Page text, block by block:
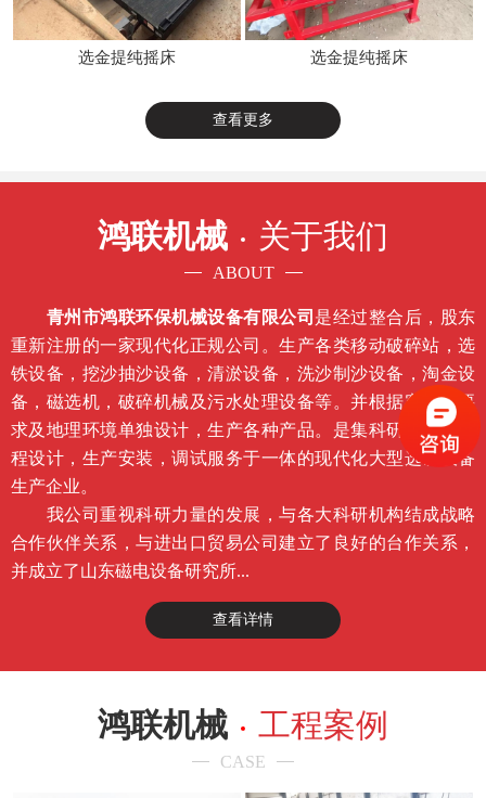
选金提纯摇床 选金提纯摇床
查看更多
鸿联机械 关于我们
ABOUT
青州市鸿联环保机械设备有限公司 是经过整合后，股东
重新注册的一家现代化正规公司。生产各类移动破碎站，选
铁设备，挖沙抽沙设备，清淤设备，洗沙制沙设备，淘金设
备，磁选机，破碎机械及污水处理设备等。并根据客户的要
求及地理环境单独设计，生产各种产品。是集科研开发，工
程设计，生产安装，调试服务于一体的现代化大型选矿设备
生产企业。
我公司重视科研力量的发展，与各大科研机构结成战略
合作伙伴关系，与进出口贸易公司建立了良好的台作关系，
并成立了山东磁电设备研究所...
查看详情
鸿联机械 工程案例
CASE